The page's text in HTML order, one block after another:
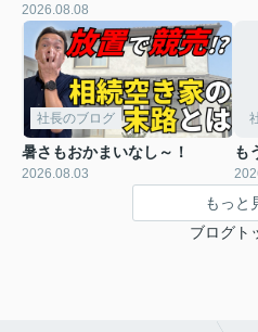
2026.08.08
社長のブログ
暑さもおかまいなし～！
2026.08.03
も
もっと
ブログト